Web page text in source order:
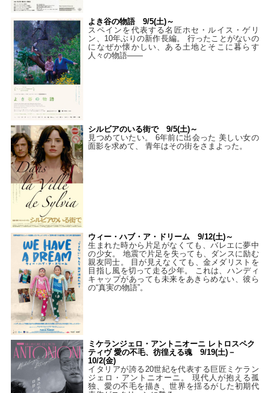
よき谷の物語 9/5(土)～
スペインを代表する名匠ホセ・ルイス・ゲリ
ン、10年ぶりの新作長編。 行ったことがないの
になぜか懐かしい、ある土地とそこに暮らす
人々の物語――
シルビアのいる街で 9/5(土)～
見つめていたい。 6年前に出会った 美しい女の
面影を求めて、 青年はその街をさまよった。
ウィー・ハブ・ア・ドリーム 9/12(土)～
生まれた時から片足がなくても、バレエに夢中
の少女。 地震で片足を失っても、ダンスに励む
親友同士。 目が見えなくても、金メダリストを
目指し風を切って走る少年。 これは、ハンディ
キャップがあっても未来をあきらめない、彼ら
の“真実の物語”。
ミケランジェロ・アントニオーニ レトロスペク
ティヴ 愛の不毛、彷徨える魂 9/19(土)－
10/2(金)
イタリアが誇る20世紀を代表する巨匠ミケラン
ジェロ・アントニオーニ。 現代人が抱える孤
独、愛の不毛を描き、世界を揺るがした初期代